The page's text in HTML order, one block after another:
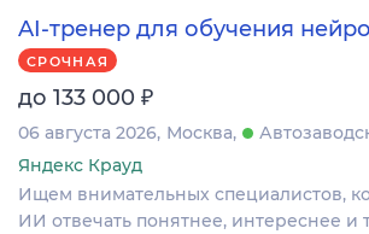
AI-тренер для обучения
СРОЧНАЯ
до 133 000 ₽
06 августа 2026 Москва
Яндекс Крауд
Ищем внимательных специалистов,
ИИ отвечать понятнее, интереснее и